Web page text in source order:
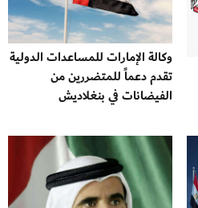
وكالة الإمارات للمساعدات الدولية
تقدم دعماً للمتضررين من
الفيضانات في بنغلاديش